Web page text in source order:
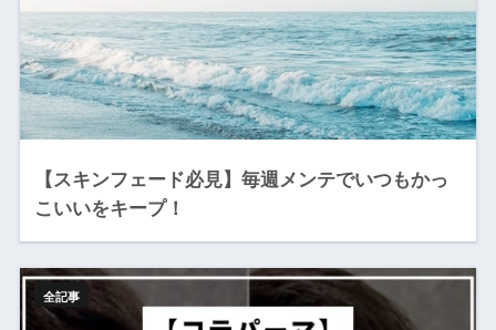
【スキンフェード必見】毎週メンテでいつもかっ
こいいをキープ！
全記事